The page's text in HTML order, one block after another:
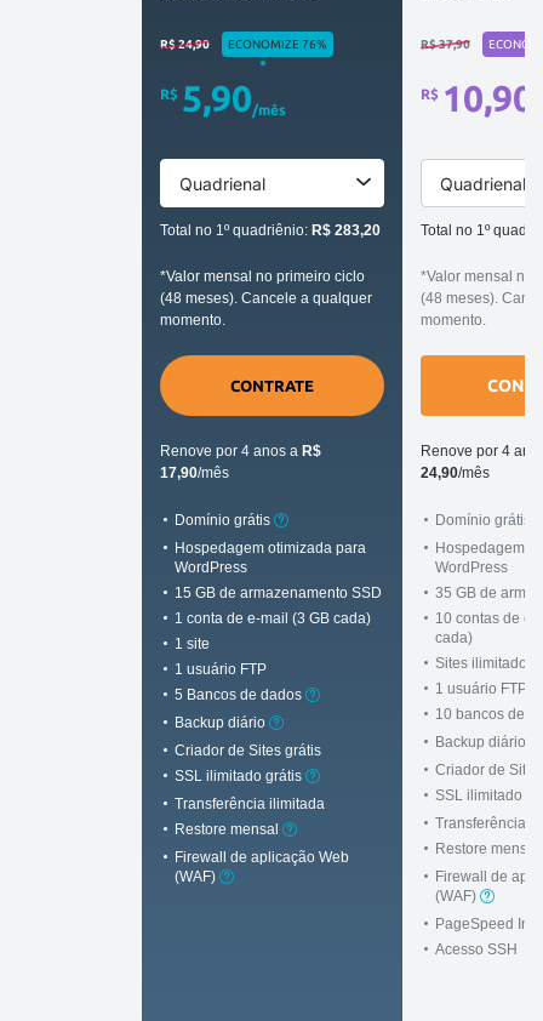
R$ 24,90 ECONOMIZE 76%
R$ 5,90
*
/mês
Quadrienal
Total no 1º quadriênio: R$ 283,20
*Valor mensal no primeiro ciclo
(48 meses). Cancele a qualquer
momento.
CONTRATE
Renove por 4 anos a R$
17,90/mês
Domínio grátis
Hospedagem otimizada para
WordPress
15 GB de armazenamento SSD
1 conta de e-mail (3 GB cada)
1 site
1 usuário FTP
5 Bancos de dados
Backup diário
Criador de Sites grátis
SSL ilimitado grátis
Transferência ilimitada
Restore mensal
Firewall de aplicação Web
(WAF)
R$ 37,90
R$ 10,90
Quadrienal
Total no 1º
*Valor mensal no
(48 meses).
momento.
Renove por 4
24,90/mês
Domínio grátis
Hospedagem
WordPress
35 GB de
10 contas de e-
cada)
Sites ilimitados
1 usuário FTP
10 bancos de
Backup diário
Criador de
SSL ilimitado
Transferência
Restore mensal
Firewall de
(WAF)
PageSpeed
Acesso SSH